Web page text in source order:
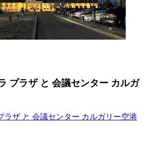
プラザ と 会議センター カルガ
ラザ と 会議センター カルガリー空港